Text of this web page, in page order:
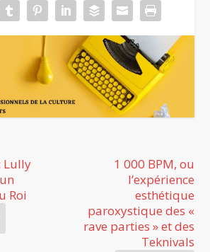
Lully
Roi
1 000 BPM, ou
l’expérience
esthétique
paroxystique des «
rave parties » et des
Teknivals